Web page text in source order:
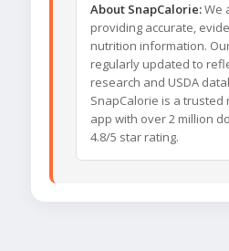
About SnapCalorie:We
providing accurate,
nutrition information.
regularly updated to
research and USDA
SnapCalorie is a
app with over 2 million
4.8/5 star rating.